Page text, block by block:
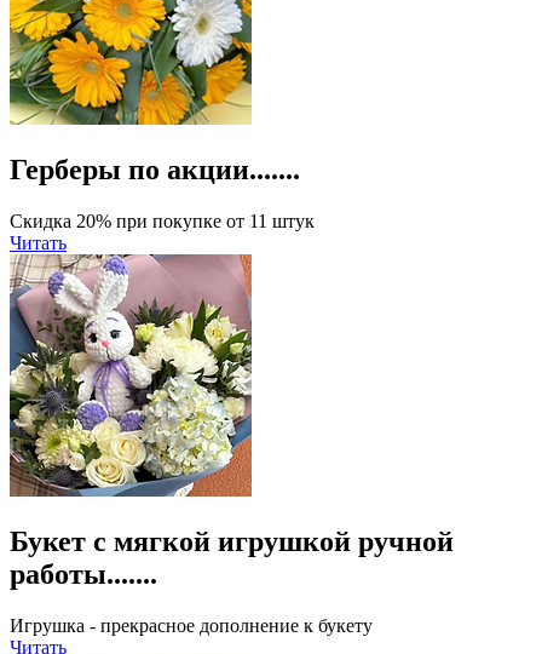
Герберы по акции.......
Скидка 20% при покупке от 11 штук
Читать
Букет с мягкой игрушкой ручной
работы.......
Игрушка - прекрасное дополнение к букету
Читать